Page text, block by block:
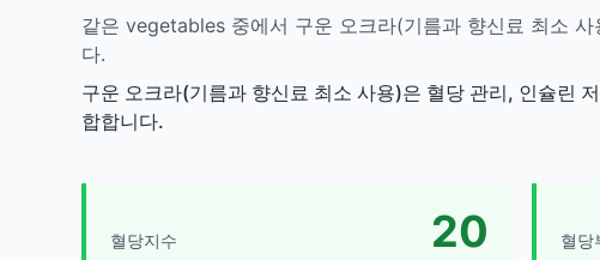
같은 vegetables 중에서 구운 오크라(기름과 향신료 최소
다.
구운 오크라(기름과 향신료 최소 사용)은 혈당 관리, 인슐린
합합니다.
혈당지수 20 혈당